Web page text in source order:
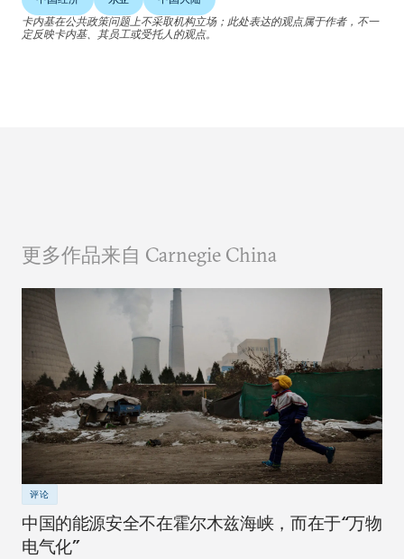
卡内基在公共政策问题上不采取机构立场；此处表达的观点属于作者，不一
定反映卡内基、其员工或受托人的观点。
更多作品来自 Carnegie China
评论
中国的能源安全不在霍尔木兹海峡，而在于“万物
电气化”